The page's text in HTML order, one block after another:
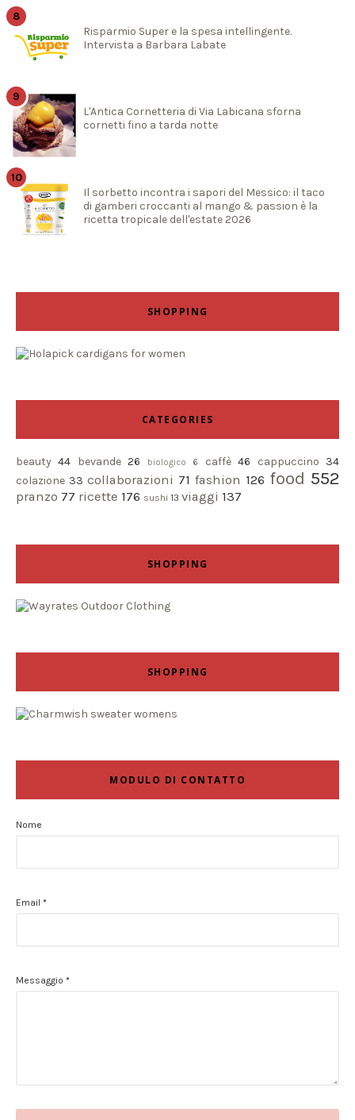
Risparmio Super e la spesa intellingente.
Intervista a Barbara Labate
L'Antica Cornetteria di Via Labicana sforna
cornetti fino a tarda notte
Il sorbetto incontra i sapori del Messico: il taco
di gamberi croccanti al mango & passion è la
ricetta tropicale dell'estate 2026
SHOPPING
CATEGORIES
beauty 44 bevande 26 biologico 6 caffè 46 cappuccino 34
colazione 33 collaborazioni 71 fashion 126 food 552
pranzo 77 ricette 176 sushi 13 viaggi 137
SHOPPING
SHOPPING
MODULO DI CONTATTO
Nome
Email *
Messaggio *